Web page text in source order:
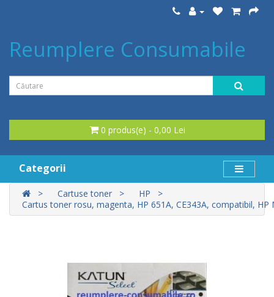
Reumplere Consumabile
0 produs(e) - 0,00 Lei
Categorii
Cartuse toner
HP
Cartus toner rosu, magenta, HP 651A, CE343A, compatibil,